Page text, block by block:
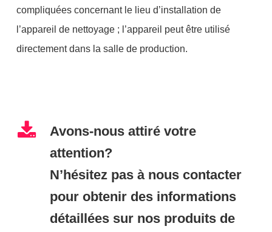
compliquées concernant le lieu d’installation de
l’appareil de nettoyage ; l’appareil peut être utilisé
directement dans la salle de production.
Avons-nous attiré votre
attention?
N’hésitez pas à nous contacter
pour obtenir des informations
détaillées sur nos produits de